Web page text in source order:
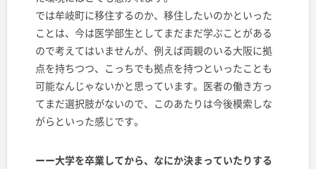
では牟岐町に移住するのか、移住したいのかといった
ことは、今は医学部生としてまだまだ学ぶことがある
ので考えてはいませんが、例えば両親のいる大阪に拠
点を持ちつつ、こっちでも拠点を持つといったことも
可能なんじゃないかと思っています。医者の働き方っ
てまだ選択肢がないので、このあたりは今後模索しな
がらといった感じです。
ーー大学を卒業してから、なにか決まっていたりする